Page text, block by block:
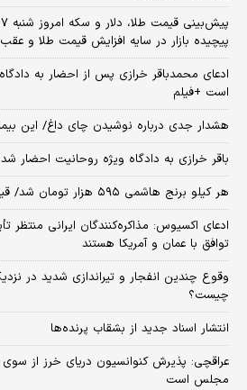
پیچیده بازار در سایه افزایش قیمت طلا و
ادعای محمدباقر خرازی پس از احضار به
است +فیلم
هشدار جدی درباره نوشیدن چای داغ/ این
باقر خرازی به دادگاه ویژه روحانیت احضار
هر کیلو برنج هاشمی ۵۹۵ هزار تومان شد/ قیمت جدید برنج در بازار
ادعای اکسیوس: مذاکره‌کنندگان ایرانی منتظر
توافق با عمان و آمریکا هستند
وقوع چندین انفجار و تیراندازی شدید در
چیست؟
انتشار اسناد جدید از بشقاب پرنده‌ها
عراقچی: پذیرش کنوانسیون دریای خرز از
مجلس است